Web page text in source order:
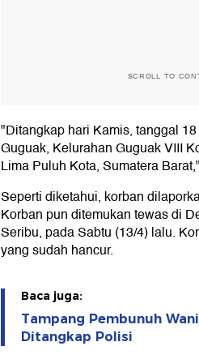
SCROLL TO
"Ditangkap hari Kamis, tanggal
Guguak, Kelurahan Guguak VIII
Lima Puluh Kota, Sumatera
Seperti diketahui, korban
Korban pun ditemukan tewas di
Seribu, pada Sabtu (13/4) lalu.
yang sudah hancur.
Baca juga:
Tampang Pembunuh
Ditangkap Polisi